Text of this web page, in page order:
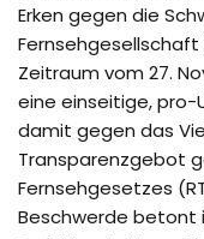
Erken gegen die
Fernsehgesellschaft
Zeitraum vom 27.
eine einseitige, pro-
damit gegen das
Transparenzgebot
Fernsehgesetzes
Beschwerde betont